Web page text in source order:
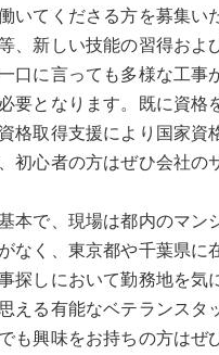
いてくださる方を募集い
、新しい技能の習得お
口に言っても多様な工
要となります。既に資格
格取得支援により国家
初心者の方はぜひ会社
本で、現場は都内のマ
なく、東京都や千葉県
探しにおいて勤務地を
える有能なベテランス
も興味をお持ちの方はぜ